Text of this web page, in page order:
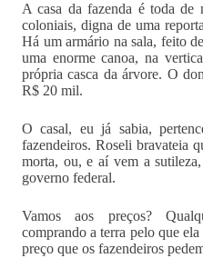
A casa da fazenda é toda de
coloniais, digna de uma
Há um armário na sala, feito
uma enorme canoa, na
própria casca da árvore. O
R$ 20 mil.
O casal, eu já sabia,
fazendeiros. Roseli bravateia
morta, ou, e aí vem a
governo federal.
Vamos aos preços?
comprando a terra pelo que
preço que os fazendeiros